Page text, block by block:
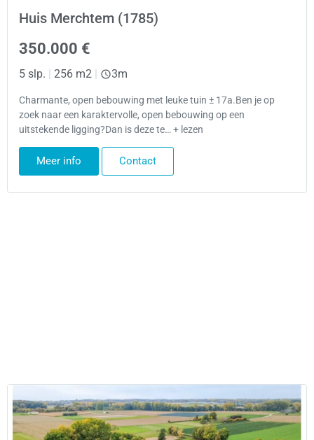
Huis Merchtem (1785)
350.000 €
5 slp. | 256 m2 | 3m
Charmante, open bebouwing met leuke tuin ± 17a.Ben je op
zoek naar een karaktervolle, open bebouwing op een
uitstekende ligging?Dan is deze te… + lezen
Meer info Contact